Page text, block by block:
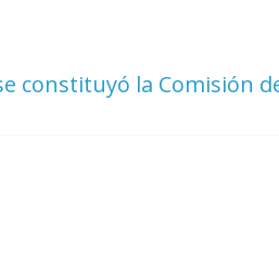
constituyó la Comisión